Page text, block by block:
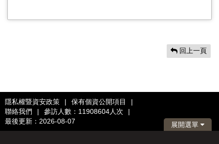
回上一頁
隱私權暨資安政策 | 保有個資公開項目
|
聯絡我們
| 參訪人數：11908604人次
|
最後更新：2026-08-07
展開選單